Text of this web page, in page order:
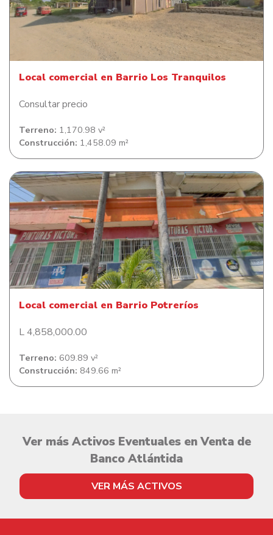
Local comercial en Barrio Los Tranquilos
Local comercial en Barrio Los Tranquilos
Consultar precio
Terreno: 1,170.98 v²
Construcción: 1,458.09 m²
Local comercial en Barrio Potreríos
Local comercial en Barrio Potreríos
L 4,858,000.00
Terreno: 609.89 v²
Construcción: 849.66 m²
Ver más Activos Eventuales en Venta de
Banco Atlántida
VER MÁS ACTIVOS